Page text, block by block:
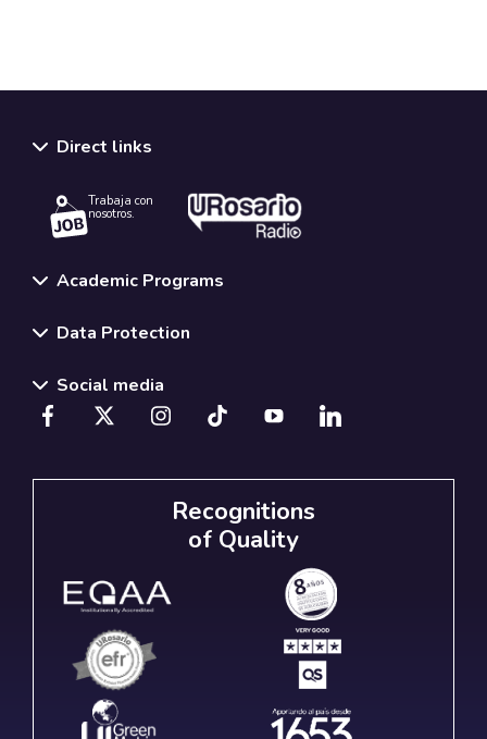
Direct links
Trabaja con
nosotros.
Academic Programs
Data Protection
Social media
Recognitions
of Quality